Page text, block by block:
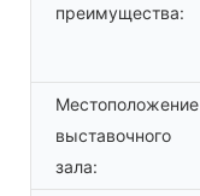
преимущества:
Местоположение
выставочного
зала: